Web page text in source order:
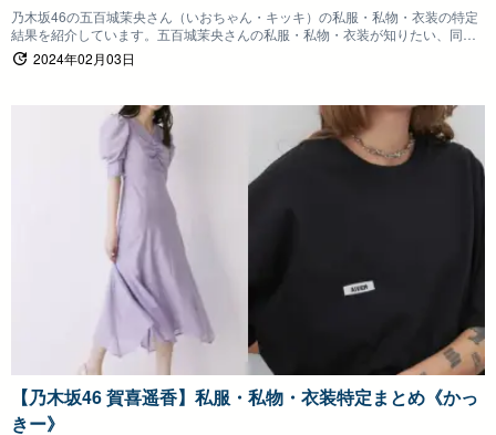
乃木坂46の五百城茉央さん（いおちゃん・キッキ）の私服・私物・衣装の特定
結果を紹介しています。五百城茉央さんの私服・私物・衣装が知りたい、同じ
ものを身につけたいファンの方は参考にしていただけると嬉しいです。
2024年02月03日
【乃木坂46 賀喜遥香】私服・私物・衣装特定まとめ《かっ
きー》